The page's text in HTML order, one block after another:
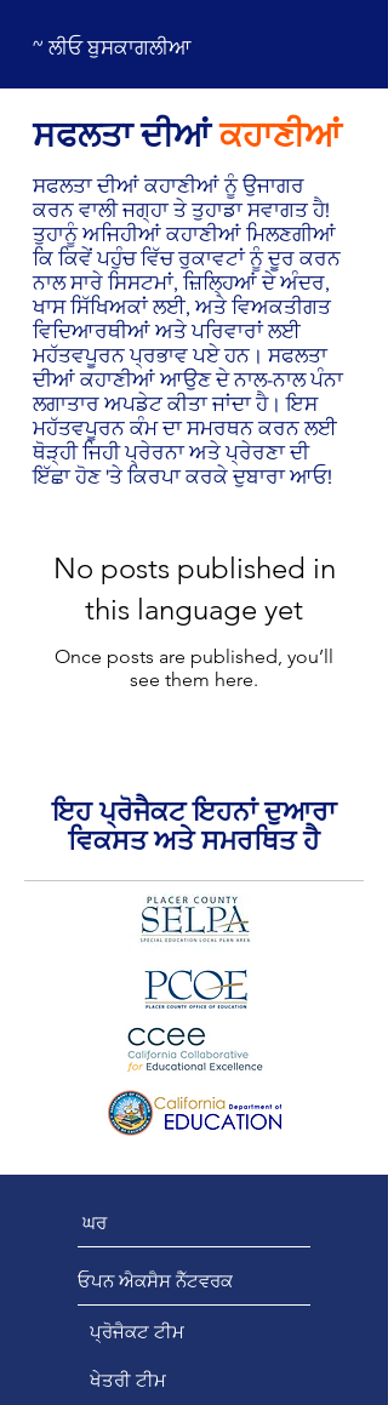
~ ਲੀਓ ਬੁਸਕਾਗਲੀਆ
ਸਫਲਤਾ ਦੀਆਂ ਕਹਾਣੀਆਂ
ਸਫਲਤਾ ਦੀਆਂ ਕਹਾਣੀਆਂ ਨੂੰ ਉਜਾਗਰ
ਕਰਨ ਵਾਲੀ ਜਗ੍ਹਾ ਤੇ ਤੁਹਾਡਾ ਸਵਾਗਤ ਹੈ!
ਤੁਹਾਨੂੰ ਅਜਿਹੀਆਂ ਕਹਾਣੀਆਂ ਮਿਲਣਗੀਆਂ
ਕਿ ਕਿਵੇਂ ਪਹੁੰਚ ਵਿੱਚ ਰੁਕਾਵਟਾਂ ਨੂੰ ਦੂਰ ਕਰਨ
ਨਾਲ ਸਾਰੇ ਸਿਸਟਮਾਂ, ਜ਼ਿਲ੍ਹਿਆਂ ਦੇ ਅੰਦਰ,
ਖਾਸ ਸਿੱਖਿਅਕਾਂ ਲਈ, ਅਤੇ ਵਿਅਕਤੀਗਤ
ਵਿਦਿਆਰਥੀਆਂ ਅਤੇ ਪਰਿਵਾਰਾਂ ਲਈ
ਮਹੱਤਵਪੂਰਨ ਪ੍ਰਭਾਵ ਪਏ ਹਨ। ਸਫਲਤਾ
ਦੀਆਂ ਕਹਾਣੀਆਂ ਆਉਣ ਦੇ ਨਾਲ-ਨਾਲ ਪੰਨਾ
ਲਗਾਤਾਰ ਅਪਡੇਟ ਕੀਤਾ ਜਾਂਦਾ ਹੈ। ਇਸ
ਮਹੱਤਵਪੂਰਨ ਕੰਮ ਦਾ ਸਮਰਥਨ ਕਰਨ ਲਈ
ਥੋੜ੍ਹੀ ਜਿਹੀ ਪ੍ਰੇਰਨਾ ਅਤੇ ਪ੍ਰੇਰਣਾ ਦੀ
ਇੱਛਾ ਹੋਣ 'ਤੇ ਕਿਰਪਾ ਕਰਕੇ ਦੁਬਾਰਾ ਆਓ!
No posts published in
this language yet
Once posts are published, you’ll
see them here.
ਇਹ ਪ੍ਰੋਜੈਕਟ ਇਹਨਾਂ ਦੁਆਰਾ
ਵਿਕਸਤ ਅਤੇ ਸਮਰਥਿਤ ਹੈ
ਘਰ
ਓਪਨ ਐਕਸੈਸ ਨੈੱਟਵਰਕ
ਪ੍ਰੋਜੈਕਟ ਟੀਮ
ਖੇਤਰੀ ਟੀਮ